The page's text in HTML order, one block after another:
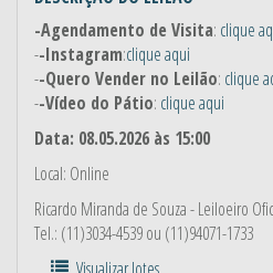
-Agendamento de Visita: clique
--Instagram:clique aqui
--Quero Vender no Leilão: clique
--Vídeo do Pátio: clique aqui
Data: 08.05.2026 às 15:00
Local: Online
Ricardo Miranda de Souza- Leiloeiro
Tel.: (11)3034-4539 ou (11)94071-1733